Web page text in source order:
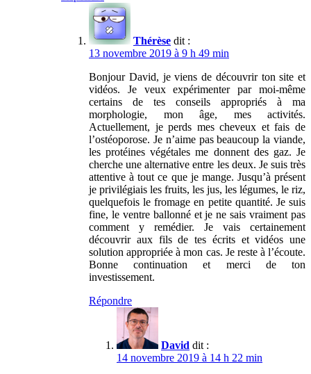
Thérèse dit :
13 novembre 2019 à 9 h 49 min
Bonjour David, je viens de découvrir ton site et
vidéos. Je veux expérimenter par moi-même
certains de tes conseils appropriés à ma
morphologie, mon âge, mes activités.
Actuellement, je perds mes cheveux et fais de
l’ostéoporose. Je n’aime pas beaucoup la viande,
les protéines végétales me donnent des gaz. Je
cherche une alternative entre les deux. Je suis très
attentive à tout ce que je mange. Jusqu’à présent
je privilégiais les fruits, les jus, les légumes, le riz,
quelquefois le fromage en petite quantité. Je suis
fine, le ventre ballonné et je ne sais vraiment pas
comment y remédier. Je vais certainement
découvrir aux fils de tes écrits et vidéos une
solution appropriée à mon cas. Je reste à l’écoute.
Bonne continuation et merci de ton
investissement.
Répondre
David dit :
14 novembre 2019 à 14 h 22 min